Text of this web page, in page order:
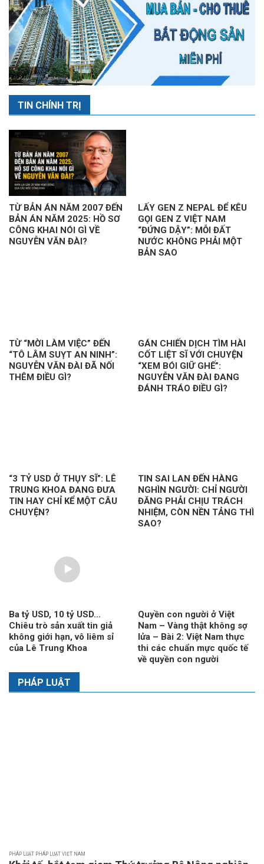
TIN CHÍNH TRỊ
TỪ BẢN ÁN NĂM 2007 ĐẾN
BẢN ÁN NĂM 2025: HỒ SƠ
CÔNG KHAI NÓI GÌ VỀ
NGUYỄN VĂN ĐÀI?
LẤY GEN Z NEPAL ĐỂ KÊU
GỌI GEN Z VIỆT NAM
“ĐỨNG DẬY”: MỖI ĐẤT
NƯỚC KHÔNG PHẢI MỘT
BẢN SAO
TỪ “MỜI LÀM VIỆC” ĐẾN
“TÔ LÂM SUỴT AN NINH”:
NGUYỄN VĂN ĐÀI ĐÃ NỐI
THÊM ĐIỀU GÌ?
GÁN CHIẾN DỊCH TÌM HÀI
CỐT LIỆT SĨ VỚI CHUYỆN
“XEM BÓI GIỮ GHẾ”:
NGUYỄN VĂN ĐÀI ĐANG
ĐÁNH TRÁO ĐIỀU GÌ?
“3 TỶ USD Ở THỤY SĨ”: LÊ
TRUNG KHOA ĐANG ĐƯA
TIN HAY CHỈ KỂ MỘT CÂU
CHUYỆN?
TIN SAI LAN ĐẾN HÀNG
NGHÌN NGƯỜI: CHỈ NGƯỜI
ĐĂNG PHẢI CHỊU TRÁCH
NHIỆM, CÒN NỀN TẢNG THÌ
SAO?
Ba tỷ USD, 10 tỷ USD…
Chiêu trò sản xuất tin giả
không giới hạn, vô liêm sỉ
của Lê Trung Khoa
Quyền con người ở Việt
Nam – Vàng thật không sợ
lửa – Bài 2: Việt Nam thực
thi các chuẩn mực quốc tế
về quyền con người
PHÁP LUẬT
PHÁP LUẬT PHÁP LUẬT VIỆT NAM